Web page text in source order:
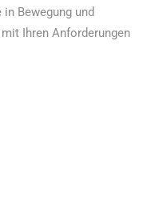
Bewegung und
Ihren Anforderungen